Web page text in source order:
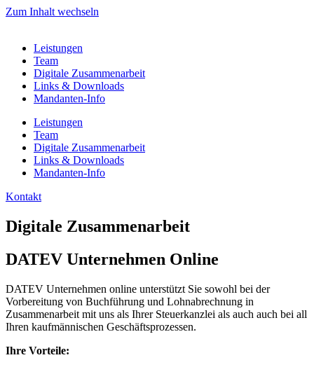
Zum Inhalt wechseln
Leistungen
Team
Digitale Zusammenarbeit
Links & Downloads
Mandanten-Info
Leistungen
Team
Digitale Zusammenarbeit
Links & Downloads
Mandanten-Info
Kontakt
Digitale Zusammenarbeit
DATEV Unternehmen Online
DATEV Unternehmen online unterstützt Sie sowohl bei der
Vorbereitung von Buchführung und Lohnabrechnung in
Zusammenarbeit mit uns als Ihrer Steuerkanzlei als auch auch bei all
Ihren kaufmännischen Geschäftsprozessen.
Ihre Vorteile: